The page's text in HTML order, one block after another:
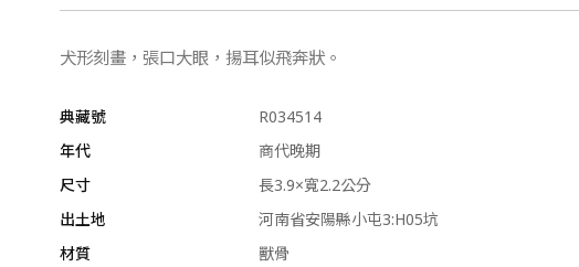
犬形刻畫，張口大眼，揚耳似飛奔狀。
典藏號
R034514
年代
商代晚期
尺寸
長3.9×寬2.2公分
出土地
河南省安陽縣小屯3:H05坑
材質
獸骨